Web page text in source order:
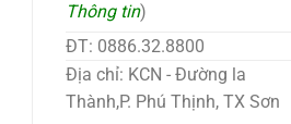
Thông tin)
ĐT: 0886.32.8800
Địa chỉ: KCN - Đường la
Thành,P. Phú Thịnh, TX Sơn